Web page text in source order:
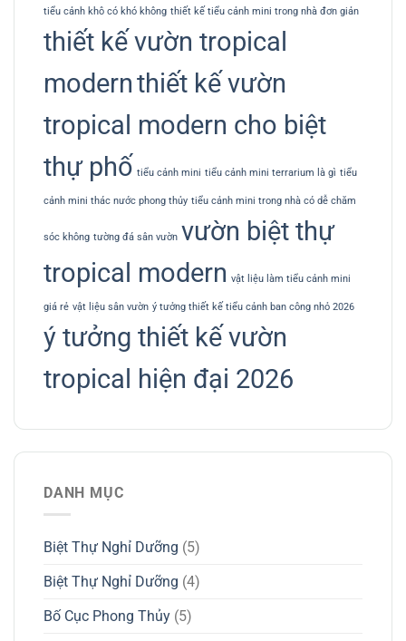
tiểu cảnh khô có khó không thiết kế tiểu cảnh mini trong nhà đơn giản
thiết kế vườn tropical
modernthiết kế vườn
tropical modern cho biệt
thự phố tiểu cảnh mini tiểu cảnh mini terrarium là gì tiểu
cảnh mini thác nước phong thủy tiểu cảnh mini trong nhà có dễ chăm
sóc không tường đá sân vườn vườn biệt thự
tropical modern vật liệu làm tiểu cảnh mini
giá rẻ vật liệu sân vườn ý tưởng thiết kế tiểu cảnh ban công nhỏ 2026
ý tưởng thiết kế vườn
tropical hiện đại 2026
DANH MỤC
Biệt Thự Nghỉ Dưỡng (5)
Biệt Thự Nghỉ Dưỡng (4)
Bố Cục Phong Thủy (5)